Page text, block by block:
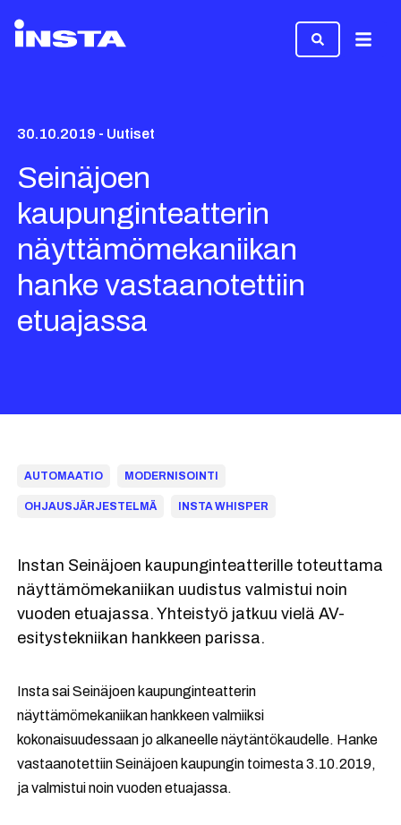
30.10.2019 - Uutiset
Seinäjoen
kaupunginteatterin
näyttämömekaniikan
hanke vastaanotettiin
etuajassa
AUTOMAATIO MODERNISOINTI
OHJAUSJÄRJESTELMÄ INSTA WHISPER
Instan Seinäjoen kaupunginteatterille toteuttama
näyttämömekaniikan uudistus valmistui noin
vuoden etuajassa. Yhteistyö jatkuu vielä AV-
esitystekniikan hankkeen parissa.
Insta sai Seinäjoen kaupunginteatterin
näyttämömekaniikan hankkeen valmiiksi
kokonaisuudessaan jo alkaneelle näytäntökaudelle. Hanke
vastaanotettiin Seinäjoen kaupungin toimesta 3.10.2019,
ja valmistui noin vuoden etuajassa.